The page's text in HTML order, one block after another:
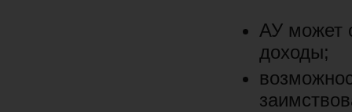
АУ может
доходы;